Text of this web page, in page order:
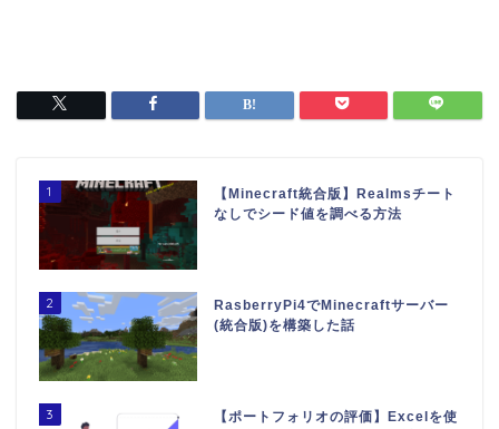
1
【Minecraft統合版】Realmsチート
なしでシード値を調べる方法
2
RasberryPi4でMinecraftサーバー
(統合版)を構築した話
3
【ポートフォリオの評価】Excelを使